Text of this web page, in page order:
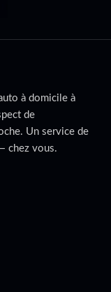
à domicile à
de
Un service de
chez vous.